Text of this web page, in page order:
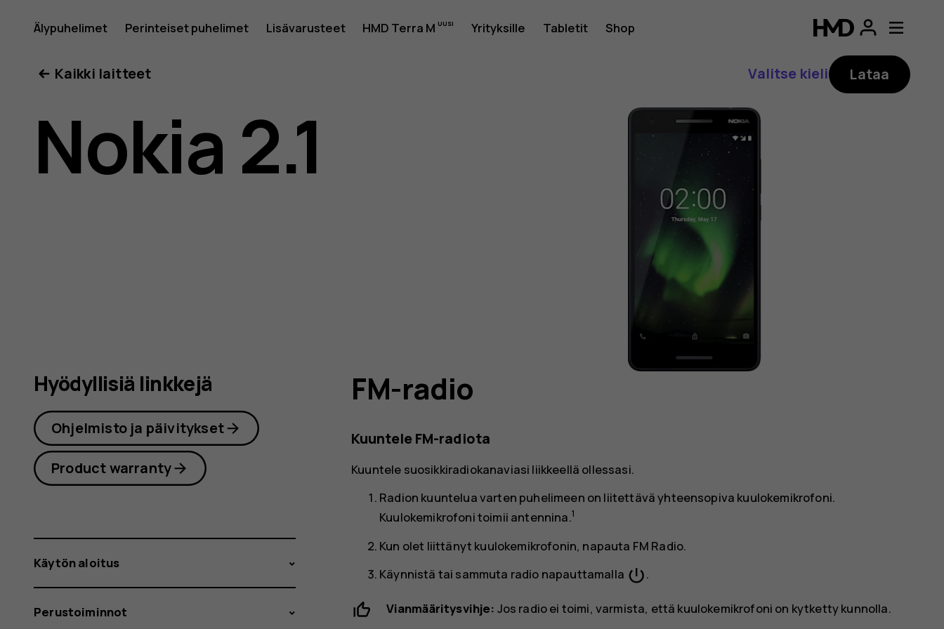
Nokia
2.1
Älypuhelimet Perinteiset puhelimet Lisävarusteet HMD Terra M Yrityksille Tabletit Shop
Kaikki laitteet Valitse kieli Lataa
Nokia 2.1
FM-radio
Kuuntele FM-radiota
Kuuntele suosikkiradiokanaviasi liikkeellä ollessasi.
Radion kuuntelua varten puhelimeen on liitettävä yhteensopiva kuulokemikrofoni.
Kuulokemikrofoni toimii antennina.1
Kun olet liittänyt kuulokemikrofonin, napauta FM Radio.
Käynnistä tai sammuta radio napauttamalla power_settings_new.
Vianmääritysvihje: Jos radio ei toimi, varmista, että kuulokemikrofoni on kytketty kunnolla.
Hyödyllisiä linkkejä
Ohjelmisto ja päivitykset
Product warranty
Käytön aloitus
Perustoiminnot